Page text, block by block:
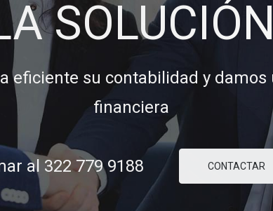
eficiente su contabilidad y
sólidas con nuestros clientes
y confianza para ayudarle a
comerciales y financieras.
al 322 779 9188 CONTACTAR